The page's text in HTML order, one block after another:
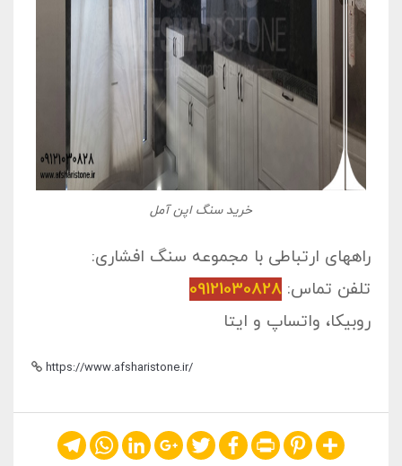
خرید سنگ اپن آمل
راههای ارتباطی با مجموعه سنگ افشاری:
تلفن تماس: 09121030828
روبیکا، واتساپ و ایتا
https://www.afsharistone.ir/
Share
Pinterest
Print
Facebook
Twitter
Google+
LinkedIn
WhatsApp
Telegram